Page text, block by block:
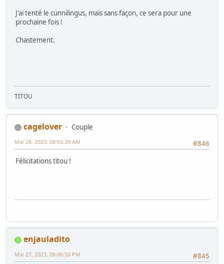
J'ai tenté le cunnilingus, mais sans façon, ce sera pour une
prochaine fois !
Chastement.
TITOU
cagelover
Couple
#846
Mai 28, 2023, 08:03:29 AM
Félicitations titou !
enjauladito
#845
Mai 27, 2023, 08:46:50 PM